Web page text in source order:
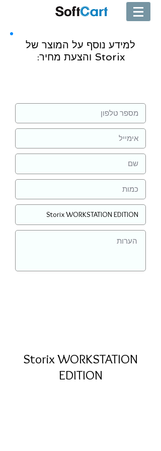
למידע נוסף על המוצר של
Storix והצעת מחיר:
Storix WORKSTATION
EDITION